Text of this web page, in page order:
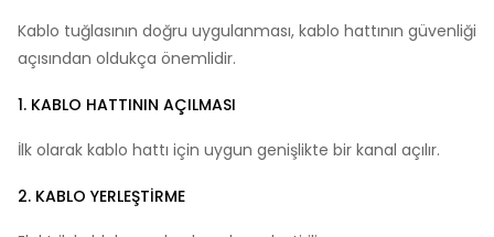
Kablo tuğlasının doğru uygulanması, kablo hattının güvenliği
açısından oldukça önemlidir.
1. KABLO HATTININ AÇILMASI
İlk olarak kablo hattı için uygun genişlikte bir kanal açılır.
2. KABLO YERLEŞTIRME